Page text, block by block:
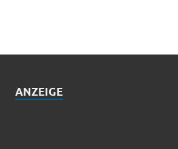
ANZEIGE